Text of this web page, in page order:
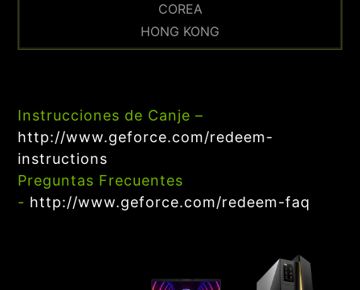
COREA
HONG KONG
Instrucciones de Canje –
http://www.geforce.com/redeem-
instructions
Preguntas Frecuentes
- http://www.geforce.com/redeem-faq